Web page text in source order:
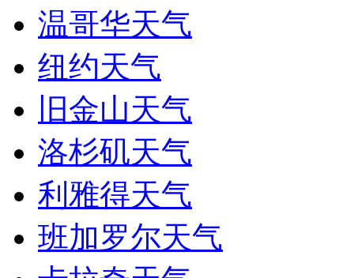
温哥华天气
纽约天气
旧金山天气
洛杉矶天气
利雅得天气
班加罗尔天气